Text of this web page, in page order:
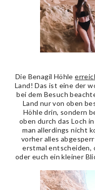
Die Benagil Höhle
Land! Das ist eine der
bei dem Besuch
Land nur von oben
Höhle drin, sondern
oben durch das Loch
man allerdings nicht
vorher alles
erstmal entscheiden,
oder euch ein kleiner